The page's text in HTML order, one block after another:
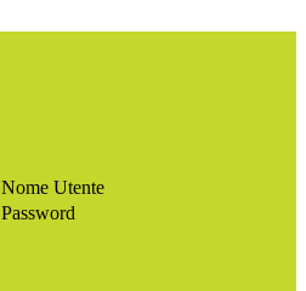
Nome Utente
Password